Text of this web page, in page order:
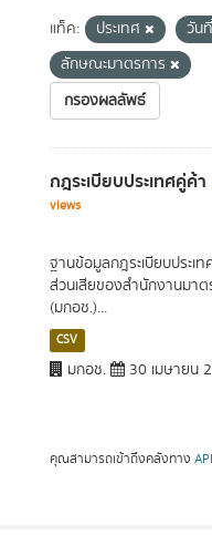
แท็ค: ประเทศ
วัน
ลักษณะมาตรการ
กรองผลลัพธ์
กฎระเบียบประเทศคู่ค้า
views
ฐานข้อมูลกฎระเบียบประเ
ส่วนเสียของสำนักงานมา
(มกอช.)...
CSV
มกอช. 30 เมษายน
คุณสามารถเข้าถึงคลังทาง API